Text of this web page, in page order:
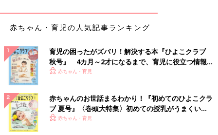
赤ちゃん・育児の人気記事ランキング
育児の困ったがズバリ！解決する本『ひよこクラブ
秋号』 4カ月～2才になるまで、育児に役立つ情報が
いっぱい！
赤ちゃん・育児
赤ちゃんのお世話まるわかり！『初めてのひよこクラ
ブ 夏号』〈巻頭大特集〉初めての授乳がうまくい
く！ おっぱい・ミルクの基本と夏のトラブル 解決テ
赤ちゃん・育児